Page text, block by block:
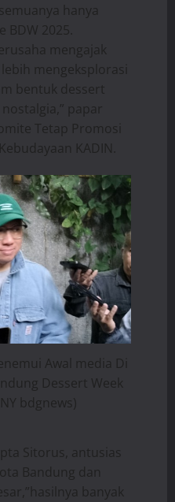
hanya
2025.
mengajak
mengeksplorasi
bentuk dessert
papar
Tetap Promosi
KADIN.
Awal media Di
Dessert Week
bdgnews)
Sitorus, antusias
Bandung dan
banyak